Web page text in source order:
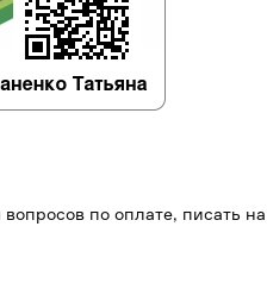
по оплате, писать